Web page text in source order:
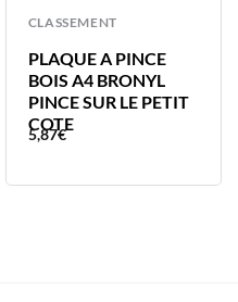
CLASSEMENT
PLAQUE A PINCE
BOIS A4 BRONYL
PINCE SUR LE PETIT
COTE
5,87€